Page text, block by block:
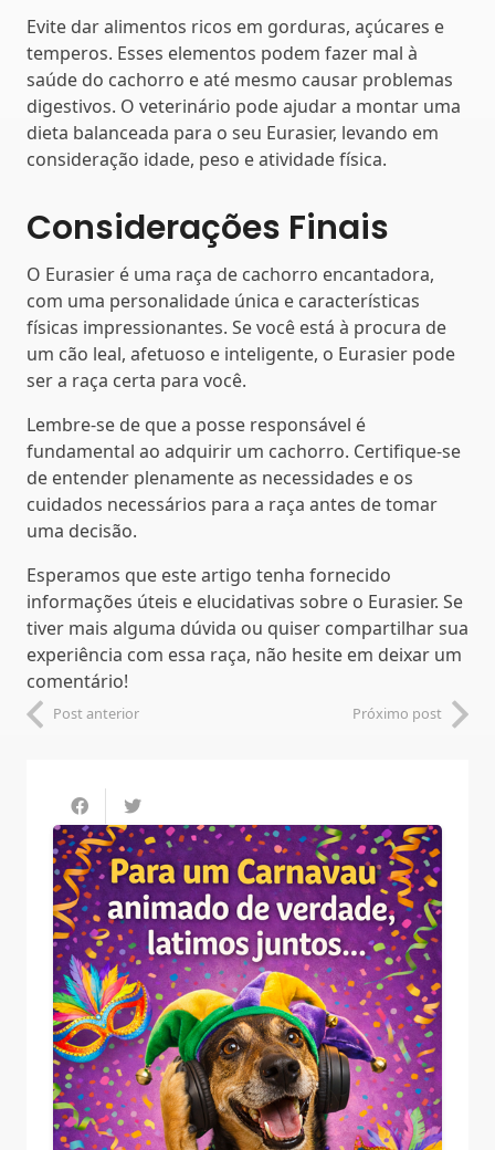
Evite dar alimentos ricos em gorduras, açúcares e
temperos. Esses elementos podem fazer mal à
saúde do cachorro e até mesmo causar problemas
digestivos. O veterinário pode ajudar a montar uma
dieta balanceada para o seu Eurasier, levando em
consideração idade, peso e atividade física.
Considerações Finais
O Eurasier é uma raça de cachorro encantadora,
com uma personalidade única e características
físicas impressionantes. Se você está à procura de
um cão leal, afetuoso e inteligente, o Eurasier pode
ser a raça certa para você.
Lembre-se de que a posse responsável é
fundamental ao adquirir um cachorro. Certifique-se
de entender plenamente as necessidades e os
cuidados necessários para a raça antes de tomar
uma decisão.
Esperamos que este artigo tenha fornecido
informações úteis e elucidativas sobre o Eurasier. Se
tiver mais alguma dúvida ou quiser compartilhar sua
experiência com essa raça, não hesite em deixar um
comentário!
Post anterior Próximo post